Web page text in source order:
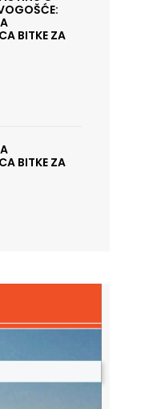
BITKE ZA
BITKE ZA